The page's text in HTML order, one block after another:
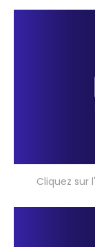
Cliquez